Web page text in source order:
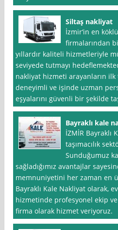
Siltaş nakliyat
İzmir‘in en
firmalarından
yıllardır kaliteli hizmetleriyle
seviyede tutmayı
nakliyat hizmeti arayanların
deneyimli ve işinde uzman
eşyalarını güvenli bir şekilde
Bayraklı kale
İZMİR Bayraklı
taşımacılık
Sunduğumuz
sağladığımız avantajlar
memnuniyetini her zaman en
Bayraklı Kale Nakliyat olarak,
hizmetinde profesyonel ekip
firma olarak hizmet veriyoruz.